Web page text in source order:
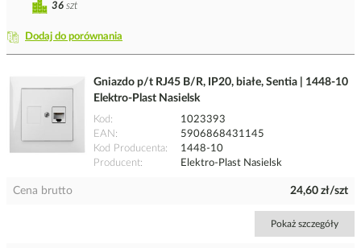
Dodaj do porównania
36 szt
Gniazdo p/t RJ45 B/R, IP20, białe, Sentia | 1448-10
Elektro-Plast Nasielsk
Kod
1023393
EAN
5906868431145
Kod Producenta
1448-10
Producent
Elektro-Plast Nasielsk
Cena brutto 24,60 zł/szt
Pokaż szczegóły